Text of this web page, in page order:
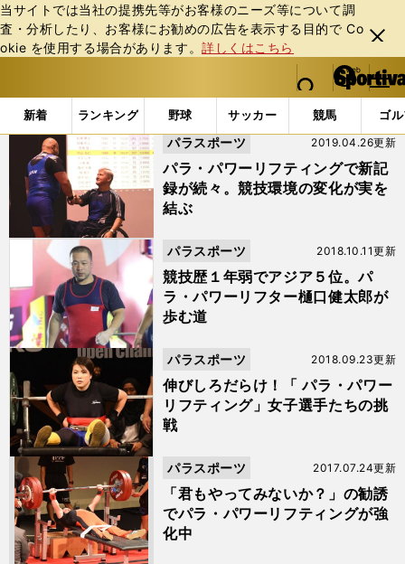
当サイトでは当社の提携先等がお客様のニーズ等について調
査・分析したり、お客様にお勧めの広告を表⽰する⽬的で Co
okie を使⽤する場合があります。詳しくはこちら
閉じ
る
web Sportiva (webスポルティーバ)
検索
マイペ
ー
ジ
メニュ
新着 ランキング 野球 サッカー 競馬 ゴ
b
ス
ル
テ
ィ
バ
「パラ・パワーリフティング」の検索結果
パラ・パワーリフティングで新記
録が続々。競技環境の変化が実を
結ぶ
2019.04.26更新
パラスポーツ
競技歴１年弱でアジア５位。パ
ラ・パワーリフター樋口健太郎が
歩む道
2018.10.11更新
パラスポーツ
伸びしろだらけ！「 パラ・パワー
リフティング」女子選手たちの挑
戦
2018.09.23更新
パラスポーツ
「君もやってみないか？」の勧誘
でパラ・パワーリフティングが強
化中
2017.07.24更新
パラスポーツ